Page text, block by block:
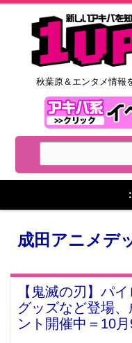
秋葉原＆エンタメ情報
成田アニメデ
【鬼滅の刃】パ
グッズなど登場
ント開催中＝10